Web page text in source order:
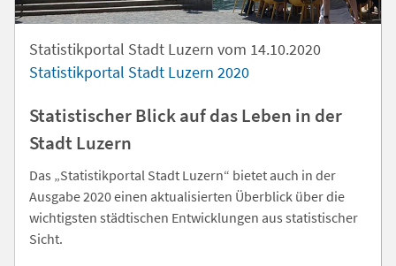
Statistikportal Stadt Luzern vom 14.10.2020
Statistikportal Stadt Luzern 2020
Statistischer Blick auf das Leben in der
Stadt Luzern
Das „Statistikportal Stadt Luzern“ bietet auch in der
Ausgabe 2020 einen aktualisierten Überblick über die
wichtigsten städtischen Entwicklungen aus statistischer
Sicht.